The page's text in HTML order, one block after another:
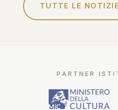
TUTTE LE
PARTNER